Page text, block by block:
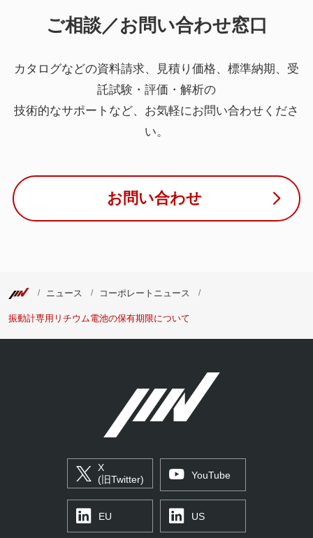
ご相談／お問い合わせ窓口
カタログなどの資料請求、見積り価格、標準納期、受
託試験・評価・解析の
技術的なサポートなど、お気軽にお問い合わせくださ
い。
お問い合わせ
ニュース コーポレートニュース
振動計専用リチウム電池の保有期限について
X
(旧Twitter)
YouTube
EU US